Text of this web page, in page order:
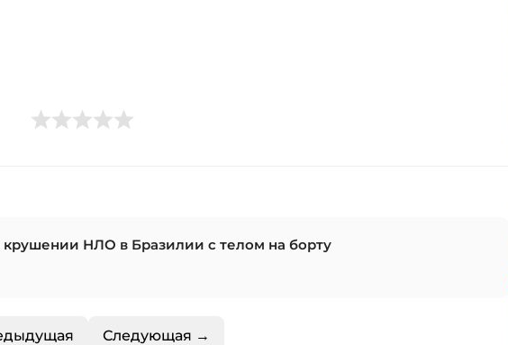
крушении НЛО в Бразилии с телом на борту
Следующая →